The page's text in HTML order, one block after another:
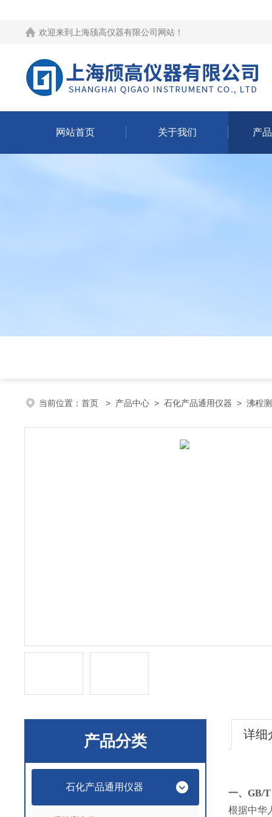
欢迎来到 上海颀高仪器有限公司网站 ！
网站首页 关于我们 产
当前位置： 首页 > 产品中心 > 石化产品通用仪器 > 沸程
产品分类
石化产品通用仪器
详细
一、 GB/
根据中华